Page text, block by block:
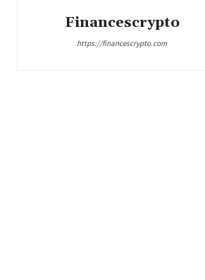
Financescrypto
https://financescrypto.com